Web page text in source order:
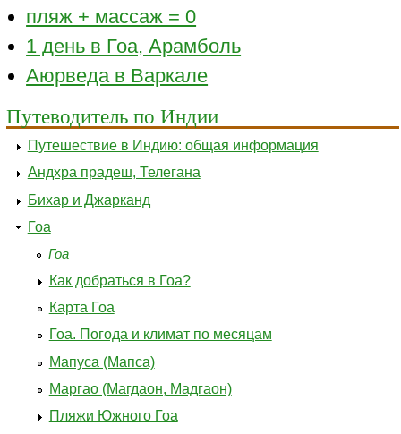
пляж + массаж = 0
1 день в Гоа, Арамболь
Аюрведа в Варкале
Путеводитель по Индии
Путешествие в Индию: общая информация
Андхра прадеш, Телегана
Бихар и Джарканд
Гоа
Гоа
Как добраться в Гоа?
Карта Гоа
Гоа. Погода и климат по месяцам
Мапуса (Мапса)
Маргао (Магдаон, Мадгаон)
Пляжи Южного Гоа